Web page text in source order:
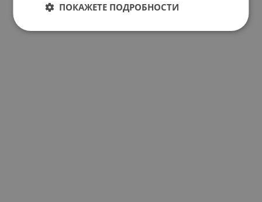
ПОКАЖЕТЕ ПОДРОБНОСТИ